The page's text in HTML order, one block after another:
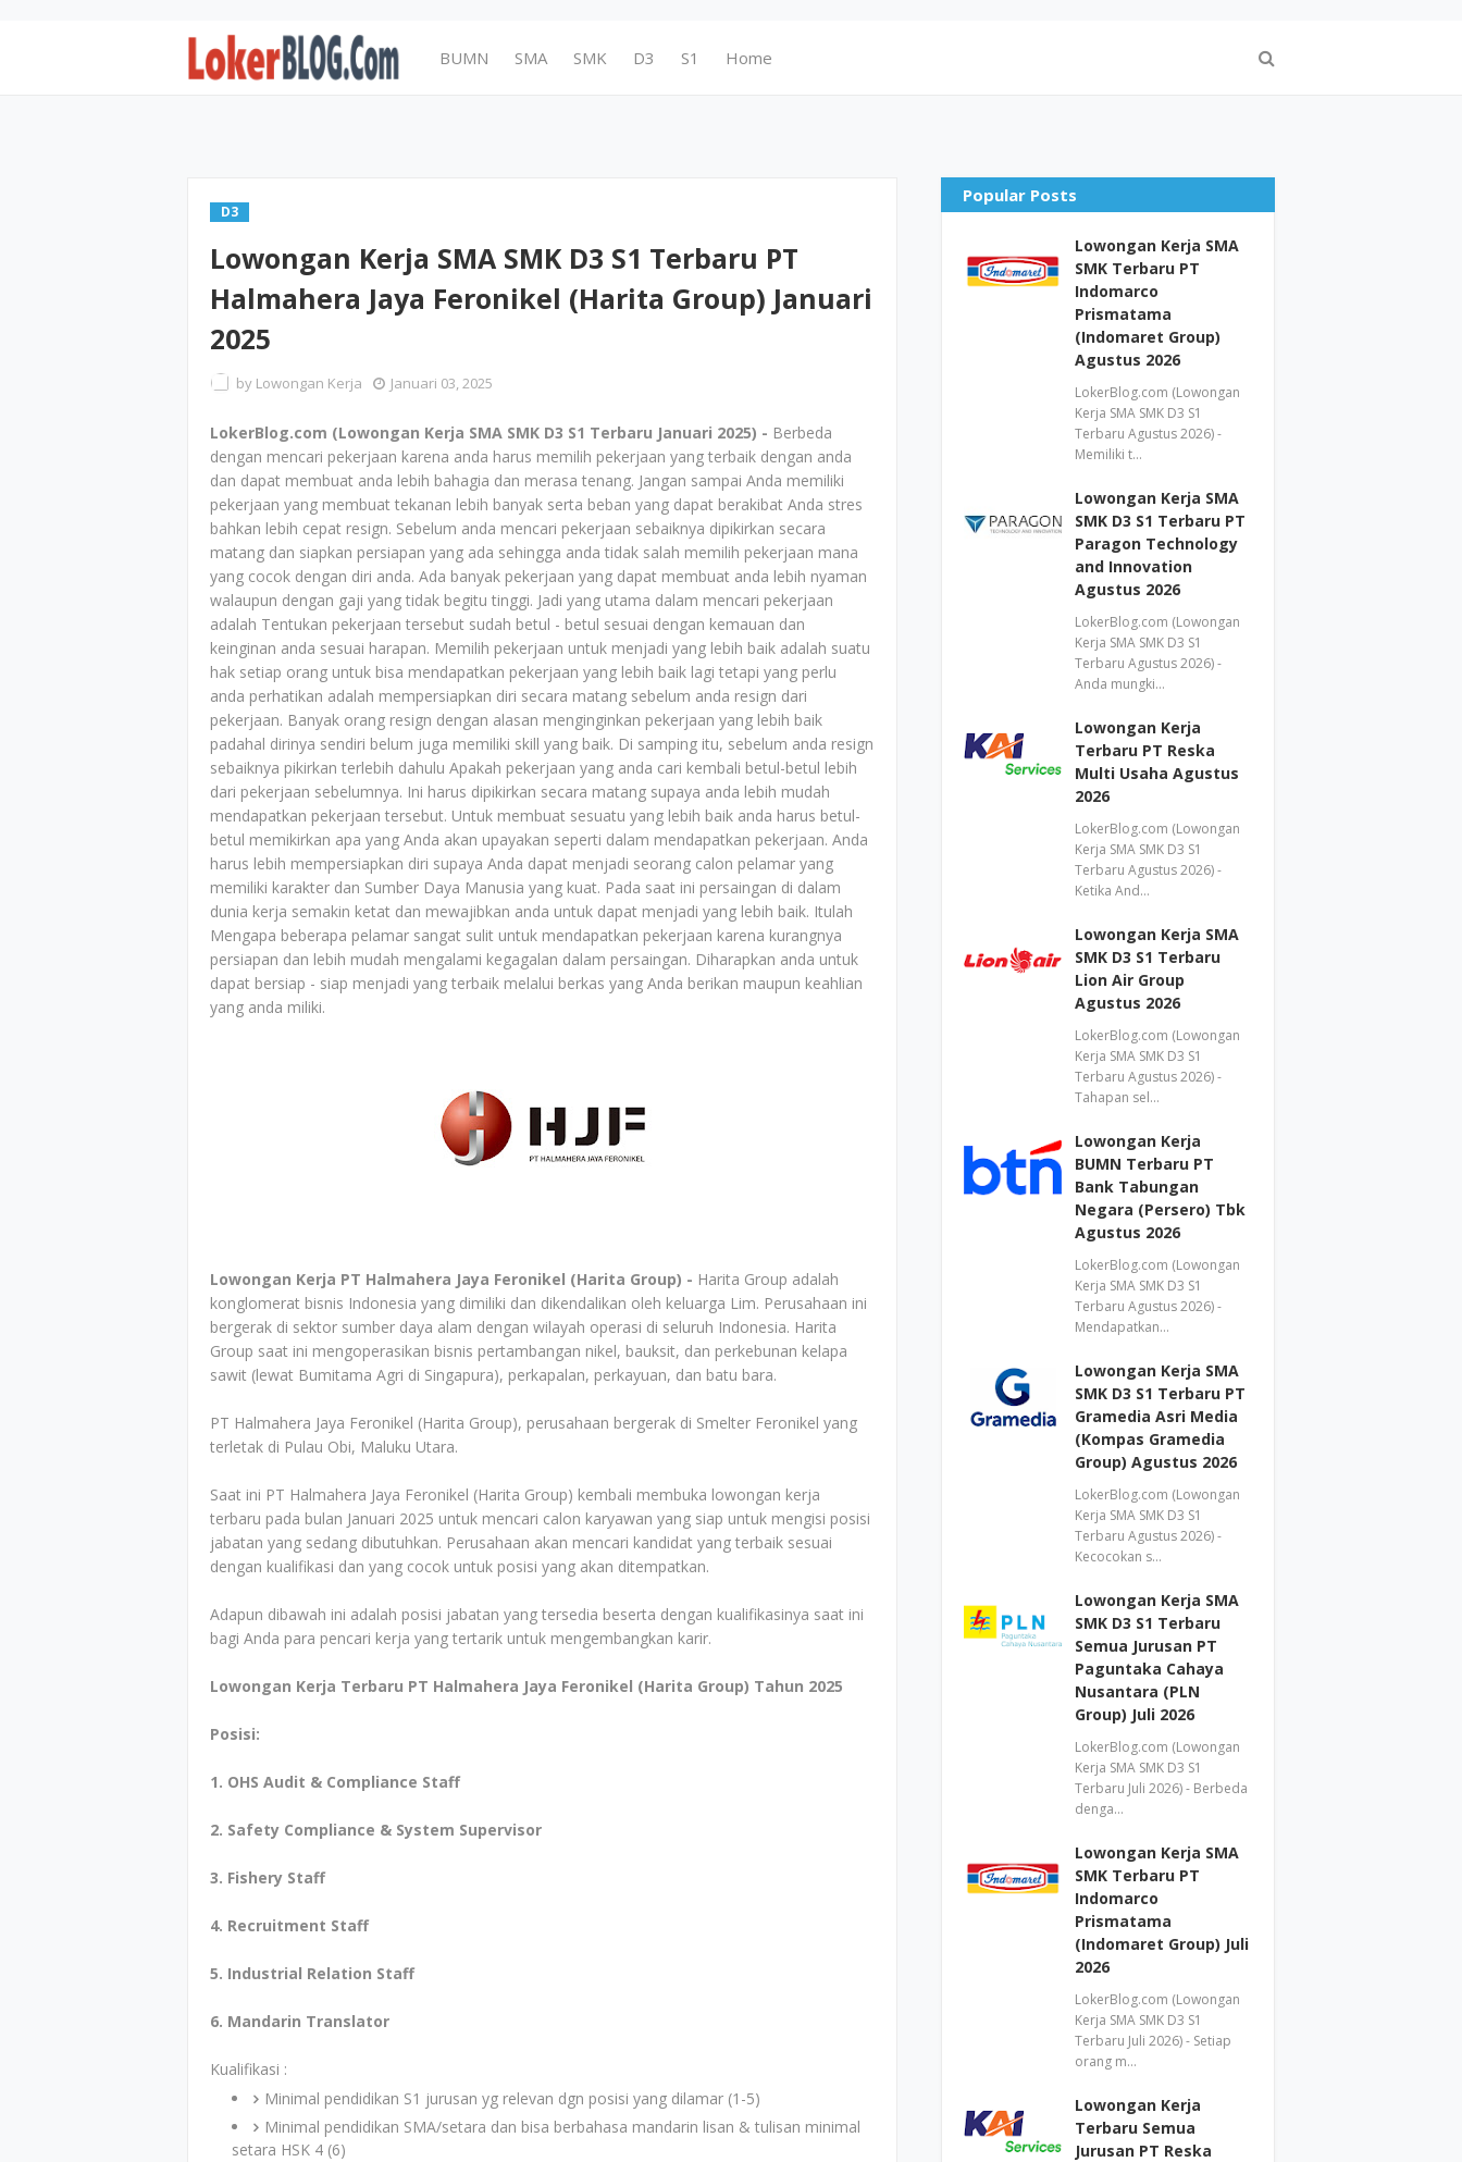
BUMN SMA SMK D3 S1 Home
D3
Lowongan Kerja SMA SMK D3 S1 Terbaru PT
Halmahera Jaya Feronikel (Harita Group) Januari
2025
by Lowongan Kerja Januari 03, 2025
LokerBlog.com (Lowongan Kerja SMA SMK D3 S1 Terbaru Januari 2025) - Berbeda
dengan mencari pekerjaan karena anda harus memilih pekerjaan yang terbaik dengan anda
dan dapat membuat anda lebih bahagia dan merasa tenang. Jangan sampai Anda memiliki
pekerjaan yang membuat tekanan lebih banyak serta beban yang dapat berakibat Anda stres
bahkan lebih cepat resign. Sebelum anda mencari pekerjaan sebaiknya dipikirkan secara
matang dan siapkan persiapan yang ada sehingga anda tidak salah memilih pekerjaan mana
yang cocok dengan diri anda. Ada banyak pekerjaan yang dapat membuat anda lebih nyaman
walaupun dengan gaji yang tidak begitu tinggi. Jadi yang utama dalam mencari pekerjaan
adalah Tentukan pekerjaan tersebut sudah betul - betul sesuai dengan kemauan dan
keinginan anda sesuai harapan. Memilih pekerjaan untuk menjadi yang lebih baik adalah suatu
hak setiap orang untuk bisa mendapatkan pekerjaan yang lebih baik lagi tetapi yang perlu
anda perhatikan adalah mempersiapkan diri secara matang sebelum anda resign dari
pekerjaan. Banyak orang resign dengan alasan menginginkan pekerjaan yang lebih baik
padahal dirinya sendiri belum juga memiliki skill yang baik. Di samping itu, sebelum anda resign
sebaiknya pikirkan terlebih dahulu Apakah pekerjaan yang anda cari kembali betul-betul lebih
dari pekerjaan sebelumnya. Ini harus dipikirkan secara matang supaya anda lebih mudah
mendapatkan pekerjaan tersebut. Untuk membuat sesuatu yang lebih baik anda harus betul-
betul memikirkan apa yang Anda akan upayakan seperti dalam mendapatkan pekerjaan. Anda
harus lebih mempersiapkan diri supaya Anda dapat menjadi seorang calon pelamar yang
memiliki karakter dan Sumber Daya Manusia yang kuat. Pada saat ini persaingan di dalam
dunia kerja semakin ketat dan mewajibkan anda untuk dapat menjadi yang lebih baik. Itulah
Mengapa beberapa pelamar sangat sulit untuk mendapatkan pekerjaan karena kurangnya
persiapan dan lebih mudah mengalami kegagalan dalam persaingan. Diharapkan anda untuk
dapat bersiap - siap menjadi yang terbaik melalui berkas yang Anda berikan maupun keahlian
yang anda miliki.
Lowongan Kerja PT Halmahera Jaya Feronikel (Harita Group) - Harita Group adalah
konglomerat bisnis Indonesia yang dimiliki dan dikendalikan oleh keluarga Lim. Perusahaan ini
bergerak di sektor sumber daya alam dengan wilayah operasi di seluruh Indonesia. Harita
Group saat ini mengoperasikan bisnis pertambangan nikel, bauksit, dan perkebunan kelapa
sawit (lewat Bumitama Agri di Singapura), perkapalan, perkayuan, dan batu bara.
PT Halmahera Jaya Feronikel (Harita Group), perusahaan bergerak di Smelter Feronikel yang
terletak di Pulau Obi, Maluku Utara.
Saat ini PT Halmahera Jaya Feronikel (Harita Group) kembali membuka lowongan kerja
terbaru pada bulan Januari 2025 untuk mencari calon karyawan yang siap untuk mengisi posisi
jabatan yang sedang dibutuhkan. Perusahaan akan mencari kandidat yang terbaik sesuai
dengan kualifikasi dan yang cocok untuk posisi yang akan ditempatkan.
Adapun dibawah ini adalah posisi jabatan yang tersedia beserta dengan kualifikasinya saat ini
bagi Anda para pencari kerja yang tertarik untuk mengembangkan karir.
Lowongan Kerja Terbaru PT Halmahera Jaya Feronikel (Harita Group) Tahun 2025
Posisi:
1. OHS Audit & Compliance Staff
2. Safety Compliance & System Supervisor
3. Fishery Staff
4. Recruitment Staff
5. Industrial Relation Staff
6. Mandarin Translator
Kualifikasi :
Minimal pendidikan S1 jurusan yg relevan dgn posisi yang dilamar (1-5)
Minimal pendidikan SMA/setara dan bisa berbahasa mandarin lisan & tulisan minimal
setara HSK 4 (6)
Popular Posts
Lowongan Kerja SMA
SMK Terbaru PT
Indomarco
Prismatama
(Indomaret Group)
Agustus 2026
LokerBlog.com (Lowongan
Kerja SMA SMK D3 S1
Terbaru Agustus 2026) -
Memiliki t…
Lowongan Kerja SMA
SMK D3 S1 Terbaru PT
Paragon Technology
and Innovation
Agustus 2026
LokerBlog.com (Lowongan
Kerja SMA SMK D3 S1
Terbaru Agustus 2026) -
Anda mungki…
Lowongan Kerja
Terbaru PT Reska
Multi Usaha Agustus
2026
LokerBlog.com (Lowongan
Kerja SMA SMK D3 S1
Terbaru Agustus 2026) -
Ketika And…
Lowongan Kerja SMA
SMK D3 S1 Terbaru
Lion Air Group
Agustus 2026
LokerBlog.com (Lowongan
Kerja SMA SMK D3 S1
Terbaru Agustus 2026) -
Tahapan sel…
Lowongan Kerja
BUMN Terbaru PT
Bank Tabungan
Negara (Persero) Tbk
Agustus 2026
LokerBlog.com (Lowongan
Kerja SMA SMK D3 S1
Terbaru Agustus 2026) -
Mendapatkan…
Lowongan Kerja SMA
SMK D3 S1 Terbaru PT
Gramedia Asri Media
(Kompas Gramedia
Group) Agustus 2026
LokerBlog.com (Lowongan
Kerja SMA SMK D3 S1
Terbaru Agustus 2026) -
Kecocokan s…
Lowongan Kerja SMA
SMK D3 S1 Terbaru
Semua Jurusan PT
Paguntaka Cahaya
Nusantara (PLN
Group) Juli 2026
LokerBlog.com (Lowongan
Kerja SMA SMK D3 S1
Terbaru Juli 2026) - Berbeda
denga…
Lowongan Kerja SMA
SMK Terbaru PT
Indomarco
Prismatama
(Indomaret Group) Juli
2026
LokerBlog.com (Lowongan
Kerja SMA SMK D3 S1
Terbaru Juli 2026) - Setiap
orang m…
Lowongan Kerja
Terbaru Semua
Jurusan PT Reska